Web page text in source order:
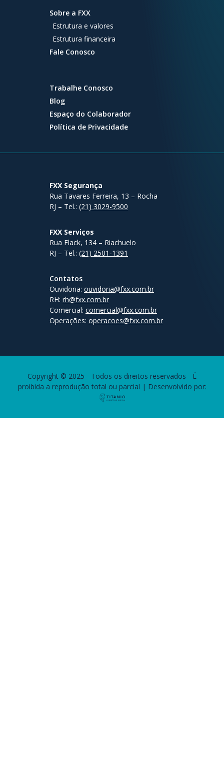
Sobre a FXX
Estrutura e valores
Estrutura financeira
Fale Conosco
Trabalhe Conosco
Blog
Espaço do Colaborador
Política de Privacidade
FXX Segurança
Rua Tavares Ferreira, 13 – Rocha
RJ – Tel.: (21) 3029-9500
FXX Serviços
Rua Flack, 134 – Riachuelo
RJ – Tel.: (21) 2501-1391
Contatos
Ouvidoria: ouvidoria@fxx.com.br
RH: rh@fxx.com.br
Comercial: comercial@fxx.com.br
Operações: operacoes@fxx.com.br
Copyright © 2025 - Todos os direitos reservados - É
proibida a reprodução total ou parcial | Desenvolvido por: